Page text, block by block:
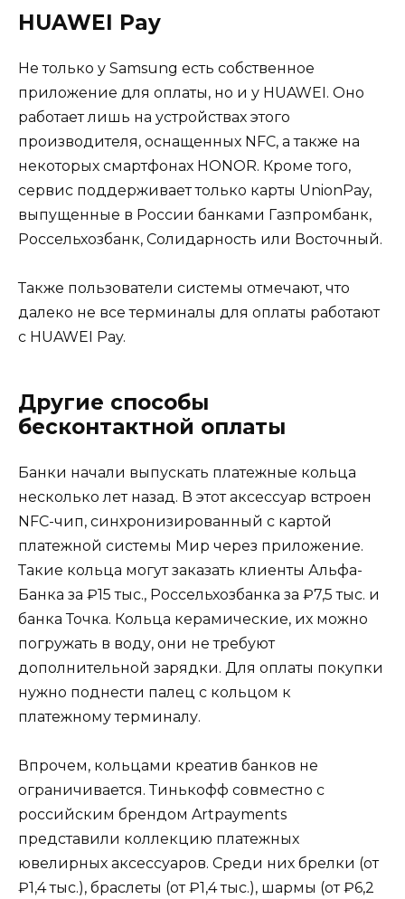
HUAWEI Pay
Не только у Samsung есть собственное
приложение для оплаты, но и у HUAWEI. Оно
работает лишь на устройствах этого
производителя, оснащенных NFC, а также на
некоторых смартфонах HONOR. Кроме того,
сервис поддерживает только карты UnionPay,
выпущенные в России банками Газпромбанк,
Россельхозбанк, Солидарность или Восточный.
Также пользователи системы отмечают, что
далеко не все терминалы для оплаты работают
с HUAWEI Pay.
Другие способы
бесконтактной оплаты
Банки начали выпускать платежные кольца
несколько лет назад. В этот аксессуар встроен
NFC-чип, синхронизированный с картой
платежной системы Мир через приложение.
Такие кольца могут заказать клиенты Альфа-
Банка за ₽15 тыс., Россельхозбанка за ₽7,5 тыс. и
банка Точка. Кольца керамические, их можно
погружать в воду, они не требуют
дополнительной зарядки. Для оплаты покупки
нужно поднести палец с кольцом к
платежному терминалу.
Впрочем, кольцами креатив банков не
ограничивается. Тинькофф совместно с
российским брендом Artpayments
представили коллекцию платежных
ювелирных аксессуаров. Среди них брелки (от
₽1,4 тыс.), браслеты (от ₽1,4 тыс.), шармы (от ₽6,2